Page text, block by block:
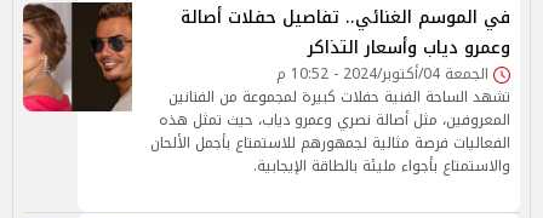
في الموسم الغنائي.. تفاصيل حفلات أصالة
وعمرو دياب وأسعار التذاكر
الجمعة 04/أكتوبر/2024 - 10:52 م
تشهد الساحة الفنية حفلات كبيرة لمجموعة من الفنانين
المعروفين، مثل أصالة نصري وعمرو دياب، حيث تمثل هذه
الفعاليات فرصة مثالية لجمهورهم للاستمتاع بأجمل الألحان
والاستمتاع بأجواء مليئة بالطاقة الإيجابية.